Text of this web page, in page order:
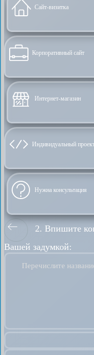
Сайт-визитка
Корпоративный сайт
Интернет-магазин
Индивидуальный
Нужна консультация
2. Впишите
Вашей задумкой:
Перечислите